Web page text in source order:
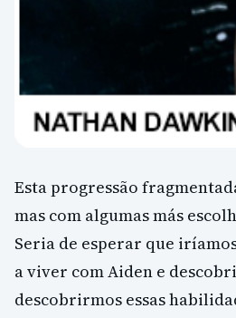
Esta progressão
mas com algumas más
Seria de esperar que
a viver com Aiden e
descobrirmos essas